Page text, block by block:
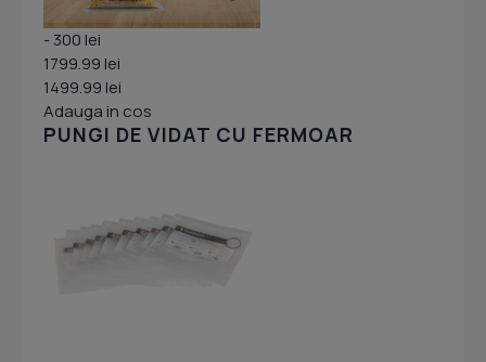
- 300 lei
1799.99 lei
1499.99 lei
Adauga in cos
PUNGI DE VIDAT CU FERMOAR